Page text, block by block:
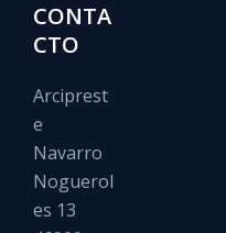
CONTA
CTO
Arciprest
e
Navarro
Noguerol
es 13